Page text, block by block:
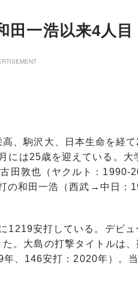
一浩以来4人目
、駒沢大、日本生命を経
には25歳を迎えている。大
田敦也（ヤクルト：1990-
の和田一浩（西武→中日：
安打している。デビュ
。大島の打撃タイトルは
、146安打：2020年）。